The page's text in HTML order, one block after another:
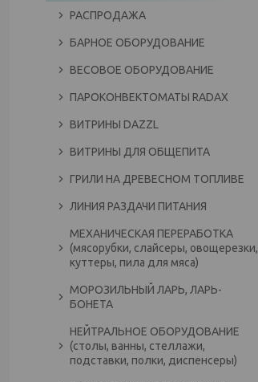
РАСПРОДАЖА
БАРНОЕ ОБОРУДОВАНИЕ
ВЕСОВОЕ ОБОРУДОВАНИЕ
ПАРОКОНВЕКТОМАТЫ RADAX
ВИТРИНЫ DAZZL
ВИТРИНЫ ДЛЯ ОБЩЕПИТА
ГРИЛИ НА ДРЕВЕСНОМ ТОПЛИВЕ
ЛИНИЯ РАЗДАЧИ ПИТАНИЯ
МЕХАНИЧЕСКАЯ ПЕРЕРАБОТКА
(мясорубки, слайсеры, овощерезки,
куттеры, пила для мяса)
МОРОЗИЛЬНЫЙ ЛАРЬ, ЛАРЬ-
БОНЕТА
НЕЙТРАЛЬНОЕ ОБОРУДОВАНИЕ
(столы, ванны, стеллажи,
подставки, полки, диспенсеры)